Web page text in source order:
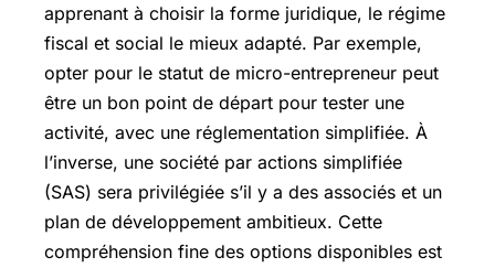
apprenant à choisir la forme juridique, le régime
fiscal et social le mieux adapté. Par exemple,
opter pour le statut de micro-entrepreneur peut
être un bon point de départ pour tester une
activité, avec une réglementation simplifiée. À
l’inverse, une société par actions simplifiée
(SAS) sera privilégiée s’il y a des associés et un
plan de développement ambitieux. Cette
compréhension fine des options disponibles est